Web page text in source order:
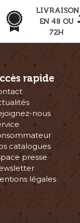
LIVRAISON
EN 48 OU
72H
rapide
nous
catalogues
presse
légales